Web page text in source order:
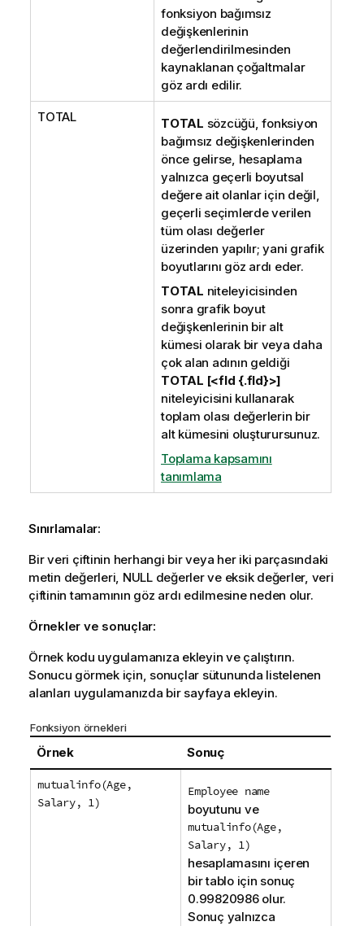
fonksiyon bağımsız
değişkenlerinin
değerlendirilmesinden
kaynaklanan çoğaltmalar
göz ardı edilir.
TOTAL TOTAL sözcüğü, fonksiyon
bağımsız değişkenlerinden
önce gelirse, hesaplama
yalnızca geçerli boyutsal
değere ait olanlar için değil,
geçerli seçimlerde verilen
tüm olası değerler
üzerinden yapılır; yani grafik
boyutlarını göz ardı eder.
TOTAL niteleyicisinden
sonra grafik boyut
değişkenlerinin bir alt
kümesi olarak bir veya daha
çok alan adının geldiği
TOTAL [<fld {.fld}>]
niteleyicisini kullanarak
toplam olası değerlerin bir
alt kümesini oluşturursunuz.
Toplama kapsamını
tanımlama
Sınırlamalar:
Bir veri çiftinin herhangi bir veya her iki parçasındaki
metin değerleri, NULLdeğerler ve eksik değerler, veri
çiftinin tamamının göz ardı edilmesine neden olur.
Örnekler ve sonuçlar:
Örnek kodu uygulamanıza ekleyin ve çalıştırın.
Sonucu görmek için, sonuçlar sütununda listelenen
alanları uygulamanızda bir sayfaya ekleyin.
Fonksiyon örnekleri
Örnek Sonuç
mutualinfo(Age,
Salary, 1)
Employee name
boyutunu ve
mutualinfo(Age,
Salary, 1)
hesaplamasını içeren
bir tablo için sonuç
0.99820986 olur.
Sonuç yalnızca